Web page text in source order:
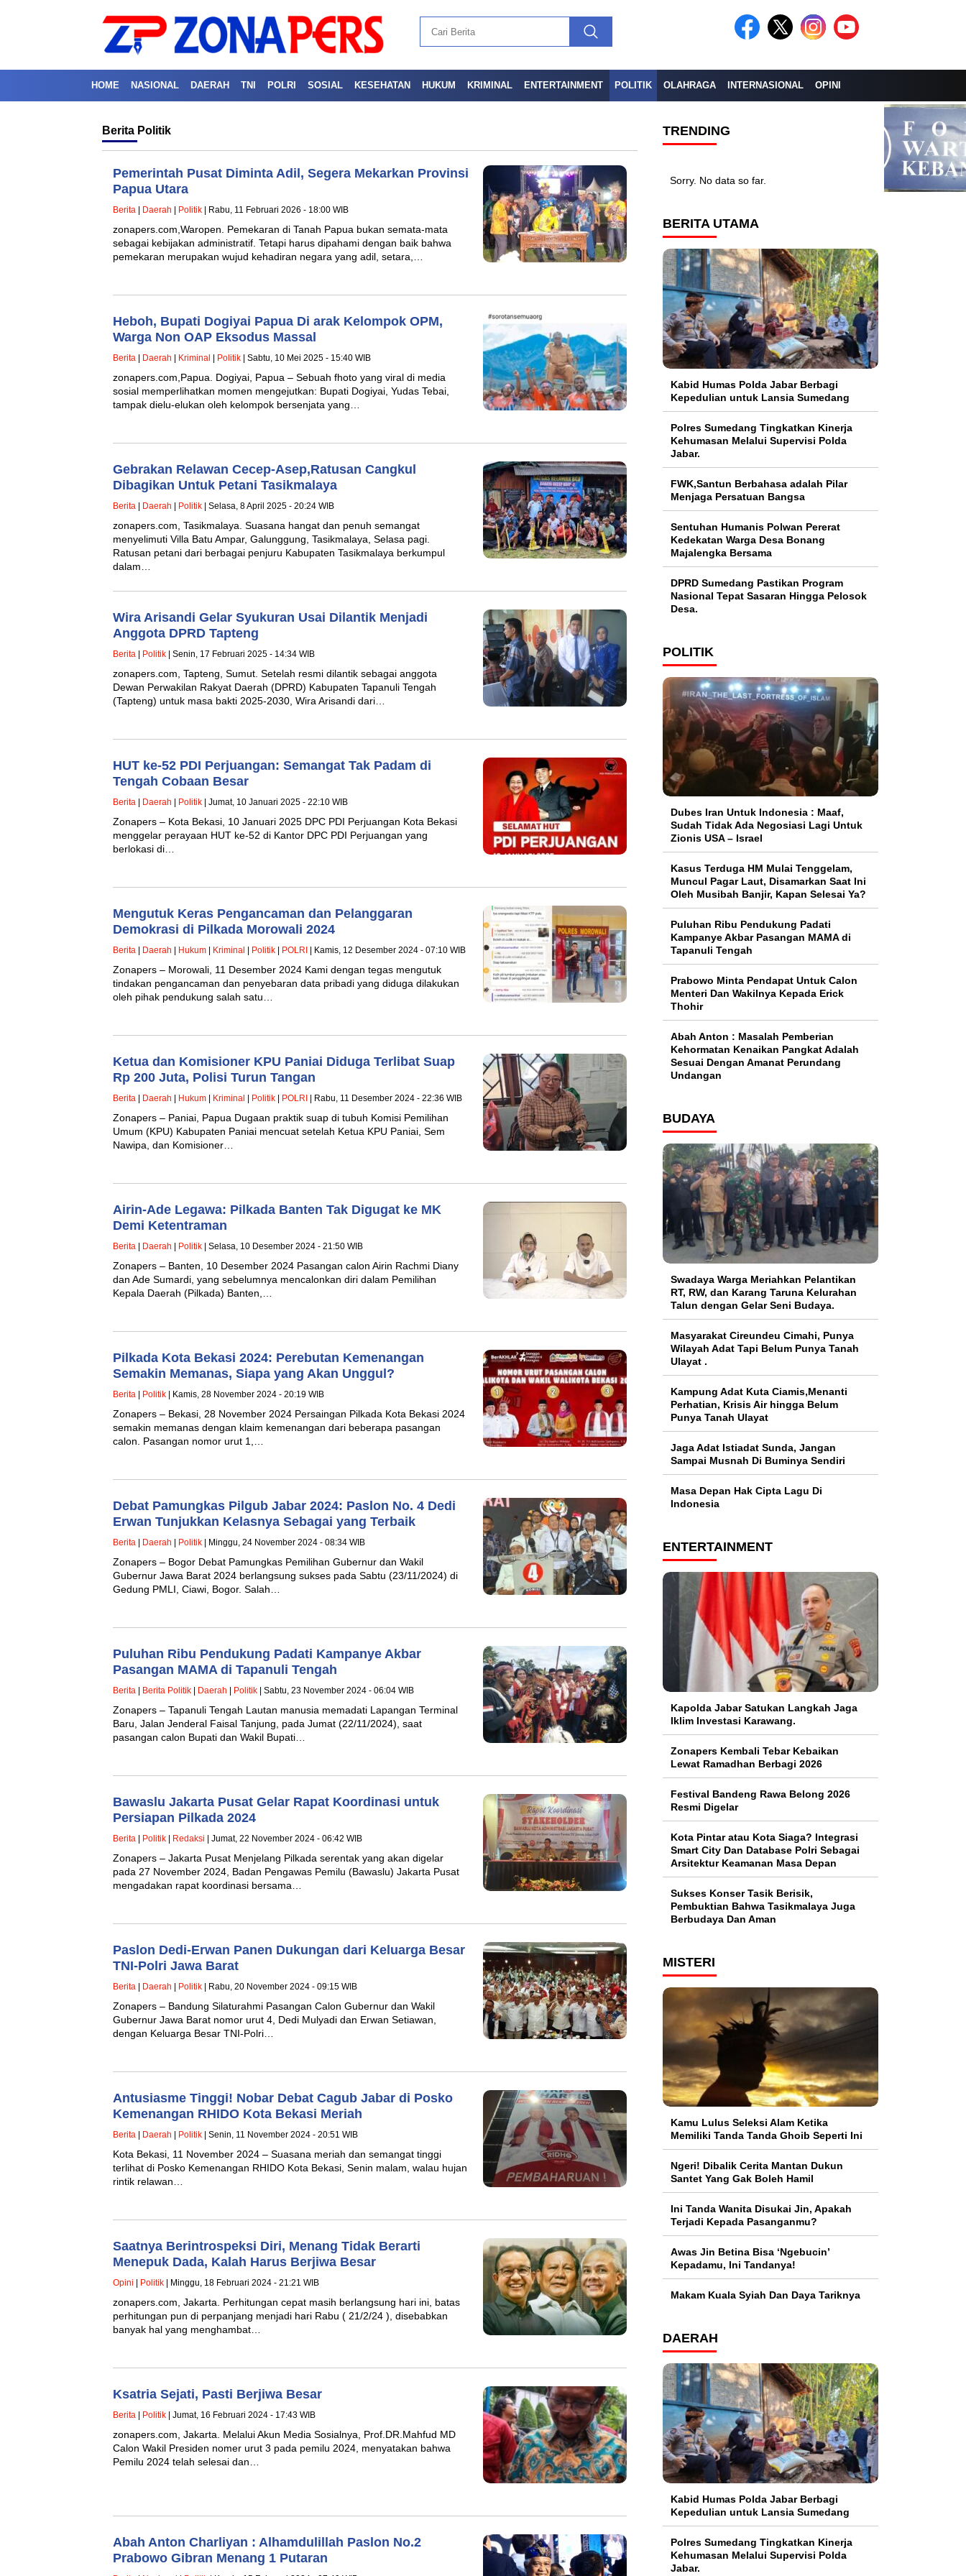
HOME NASIONAL DAERAH TNI POLRI SOSIAL KESEHATAN HUKUM KRIMINAL ENTERTAINMENT POLITIK OLAHRAGA INTERNASIONAL OPINI
Berita Politik
Pemerintah Pusat Diminta Adil, Segera Mekarkan Provinsi
Papua Utara
Berita Daerah Politik | Rabu, 11 Februari 2026 - 18:00 WIB
zonapers.com,Waropen. Pemekaran di Tanah Papua bukan semata-mata
sebagai kebijakan administratif. Tetapi harus dipahami dengan baik bahwa
pemekaran merupakan wujud kehadiran negara yang adil, setara,…
Heboh, Bupati Dogiyai Papua Di arak Kelompok OPM,
Warga Non OAP Eksodus Massal
Berita Daerah Kriminal Politik | Sabtu, 10 Mei 2025 - 15:40 WIB
zonapers.com,Papua. Dogiyai, Papua – Sebuah fhoto yang viral di media
sosial memperlihatkan momen mengejutkan: Bupati Dogiyai, Yudas Tebai,
tampak dielu-elukan oleh kelompok bersenjata yang…
Gebrakan Relawan Cecep-Asep,Ratusan Cangkul
Dibagikan Untuk Petani Tasikmalaya
Berita Daerah Politik | Selasa, 8 April 2025 - 20:24 WIB
zonapers.com, Tasikmalaya. Suasana hangat dan penuh semangat
menyelimuti Villa Batu Ampar, Galunggung, Tasikmalaya, Selasa pagi.
Ratusan petani dari berbagai penjuru Kabupaten Tasikmalaya berkumpul
dalam…
Wira Arisandi Gelar Syukuran Usai Dilantik Menjadi
Anggota DPRD Tapteng
Berita Politik | Senin, 17 Februari 2025 - 14:34 WIB
zonapers.com, Tapteng, Sumut. Setelah resmi dilantik sebagai anggota
Dewan Perwakilan Rakyat Daerah (DPRD) Kabupaten Tapanuli Tengah
(Tapteng) untuk masa bakti 2025-2030, Wira Arisandi dari…
HUT ke-52 PDI Perjuangan: Semangat Tak Padam di
Tengah Cobaan Besar
Berita Daerah Politik | Jumat, 10 Januari 2025 - 22:10 WIB
Zonapers – Kota Bekasi, 10 Januari 2025 DPC PDI Perjuangan Kota Bekasi
menggelar perayaan HUT ke-52 di Kantor DPC PDI Perjuangan yang
berlokasi di…
Mengutuk Keras Pengancaman dan Pelanggaran
Demokrasi di Pilkada Morowali 2024
Berita Daerah Hukum Kriminal Politik POLRI | Kamis, 12 Desember 2024 - 07:10 WIB
Zonapers – Morowali, 11 Desember 2024 Kami dengan tegas mengutuk
tindakan pengancaman dan penyebaran data pribadi yang diduga dilakukan
oleh pihak pendukung salah satu…
Ketua dan Komisioner KPU Paniai Diduga Terlibat Suap
Rp 200 Juta, Polisi Turun Tangan
Berita Daerah Hukum Kriminal Politik POLRI | Rabu, 11 Desember 2024 - 22:36 WIB
Zonapers – Paniai, Papua Dugaan praktik suap di tubuh Komisi Pemilihan
Umum (KPU) Kabupaten Paniai mencuat setelah Ketua KPU Paniai, Sem
Nawipa, dan Komisioner…
Airin-Ade Legawa: Pilkada Banten Tak Digugat ke MK
Demi Ketentraman
Berita Daerah Politik | Selasa, 10 Desember 2024 - 21:50 WIB
Zonapers – Banten, 10 Desember 2024 Pasangan calon Airin Rachmi Diany
dan Ade Sumardi, yang sebelumnya mencalonkan diri dalam Pemilihan
Kepala Daerah (Pilkada) Banten,…
Pilkada Kota Bekasi 2024: Perebutan Kemenangan
Semakin Memanas, Siapa yang Akan Unggul?
Berita Politik | Kamis, 28 November 2024 - 20:19 WIB
Zonapers – Bekasi, 28 November 2024 Persaingan Pilkada Kota Bekasi 2024
semakin memanas dengan klaim kemenangan dari beberapa pasangan
calon. Pasangan nomor urut 1,…
Debat Pamungkas Pilgub Jabar 2024: Paslon No. 4 Dedi
Erwan Tunjukkan Kelasnya Sebagai yang Terbaik
Berita Daerah Politik | Minggu, 24 November 2024 - 08:34 WIB
Zonapers – Bogor Debat Pamungkas Pemilihan Gubernur dan Wakil
Gubernur Jawa Barat 2024 berlangsung sukses pada Sabtu (23/11/2024) di
Gedung PMLI, Ciawi, Bogor. Salah…
Puluhan Ribu Pendukung Padati Kampanye Akbar
Pasangan MAMA di Tapanuli Tengah
Berita Berita Politik Daerah Politik | Sabtu, 23 November 2024 - 06:04 WIB
Zonapers – Tapanuli Tengah Lautan manusia memadati Lapangan Terminal
Baru, Jalan Jenderal Faisal Tanjung, pada Jumat (22/11/2024), saat
pasangan calon Bupati dan Wakil Bupati…
Bawaslu Jakarta Pusat Gelar Rapat Koordinasi untuk
Persiapan Pilkada 2024
Berita Politik Redaksi | Jumat, 22 November 2024 - 06:42 WIB
Zonapers – Jakarta Pusat Menjelang Pilkada serentak yang akan digelar
pada 27 November 2024, Badan Pengawas Pemilu (Bawaslu) Jakarta Pusat
mengadakan rapat koordinasi bersama…
Paslon Dedi-Erwan Panen Dukungan dari Keluarga Besar
TNI-Polri Jawa Barat
Berita Daerah Politik | Rabu, 20 November 2024 - 09:15 WIB
Zonapers – Bandung Silaturahmi Pasangan Calon Gubernur dan Wakil
Gubernur Jawa Barat nomor urut 4, Dedi Mulyadi dan Erwan Setiawan,
dengan Keluarga Besar TNI-Polri…
Antusiasme Tinggi! Nobar Debat Cagub Jabar di Posko
Kemenangan RHIDO Kota Bekasi Meriah
Berita Daerah Politik | Senin, 11 November 2024 - 20:51 WIB
Kota Bekasi, 11 November 2024 – Suasana meriah dan semangat tinggi
terlihat di Posko Kemenangan RHIDO Kota Bekasi, Senin malam, walau hujan
rintik relawan…
Saatnya Berintrospeksi Diri, Menang Tidak Berarti
Menepuk Dada, Kalah Harus Berjiwa Besar
Opini Politik | Minggu, 18 Februari 2024 - 21:21 WIB
zonapers.com, Jakarta. Perhitungan cepat masih berlangsung hari ini, batas
perhitungan pun di perpanjang menjadi hari Rabu ( 21/2/24 ), disebabkan
banyak hal yang menghambat…
Ksatria Sejati, Pasti Berjiwa Besar
Berita Politik | Jumat, 16 Februari 2024 - 17:43 WIB
zonapers.com, Jakarta. Melalui Akun Media Sosialnya, Prof.DR.Mahfud MD
Calon Wakil Presiden nomer urut 3 pada pemilu 2024, menyatakan bahwa
Pemilu 2024 telah selesai dan…
Abah Anton Charliyan : Alhamdulillah Paslon No.2
Prabowo Gibran Menang 1 Putaran
TRENDING
Sorry. No data so far.
BERITA UTAMA
Kabid Humas Polda Jabar Berbagi
Kepedulian untuk Lansia Sumedang
Polres Sumedang Tingkatkan Kinerja
Kehumasan Melalui Supervisi Polda
Jabar.
FWK,Santun Berbahasa adalah Pilar
Menjaga Persatuan Bangsa
Sentuhan Humanis Polwan Pererat
Kedekatan Warga Desa Bonang
Majalengka Bersama
DPRD Sumedang Pastikan Program
Nasional Tepat Sasaran Hingga Pelosok
Desa.
POLITIK
Dubes Iran Untuk Indonesia : Maaf,
Sudah Tidak Ada Negosiasi Lagi Untuk
Zionis USA – Israel
Kasus Terduga HM Mulai Tenggelam,
Muncul Pagar Laut, Disamarkan Saat Ini
Oleh Musibah Banjir, Kapan Selesai Ya?
Puluhan Ribu Pendukung Padati
Kampanye Akbar Pasangan MAMA di
Tapanuli Tengah
Prabowo Minta Pendapat Untuk Calon
Menteri Dan Wakilnya Kepada Erick
Thohir
Abah Anton : Masalah Pemberian
Kehormatan Kenaikan Pangkat Adalah
Sesuai Dengan Amanat Perundang
Undangan
BUDAYA
Swadaya Warga Meriahkan Pelantikan
RT, RW, dan Karang Taruna Kelurahan
Talun dengan Gelar Seni Budaya.
Masyarakat Cireundeu Cimahi, Punya
Wilayah Adat Tapi Belum Punya Tanah
Ulayat .
Kampung Adat Kuta Ciamis,Menanti
Perhatian, Krisis Air hingga Belum
Punya Tanah Ulayat
Jaga Adat Istiadat Sunda, Jangan
Sampai Musnah Di Buminya Sendiri
Masa Depan Hak Cipta Lagu Di
Indonesia
ENTERTAINMENT
Kapolda Jabar Satukan Langkah Jaga
Iklim Investasi Karawang.
Zonapers Kembali Tebar Kebaikan
Lewat Ramadhan Berbagi 2026
Festival Bandeng Rawa Belong 2026
Resmi Digelar
Kota Pintar atau Kota Siaga? Integrasi
Smart City Dan Database Polri Sebagai
Arsitektur Keamanan Masa Depan
Sukses Konser Tasik Berisik,
Pembuktian Bahwa Tasikmalaya Juga
Berbudaya Dan Aman
MISTERI
Kamu Lulus Seleksi Alam Ketika
Memiliki Tanda Tanda Ghoib Seperti Ini
Ngeri! Dibalik Cerita Mantan Dukun
Santet Yang Gak Boleh Hamil
Ini Tanda Wanita Disukai Jin, Apakah
Terjadi Kepada Pasanganmu?
Awas Jin Betina Bisa ‘Ngebucin’
Kepadamu, Ini Tandanya!
Makam Kuala Syiah Dan Daya Tariknya
DAERAH
Kabid Humas Polda Jabar Berbagi
Kepedulian untuk Lansia Sumedang
Polres Sumedang Tingkatkan Kinerja
Kehumasan Melalui Supervisi Polda
Jabar.